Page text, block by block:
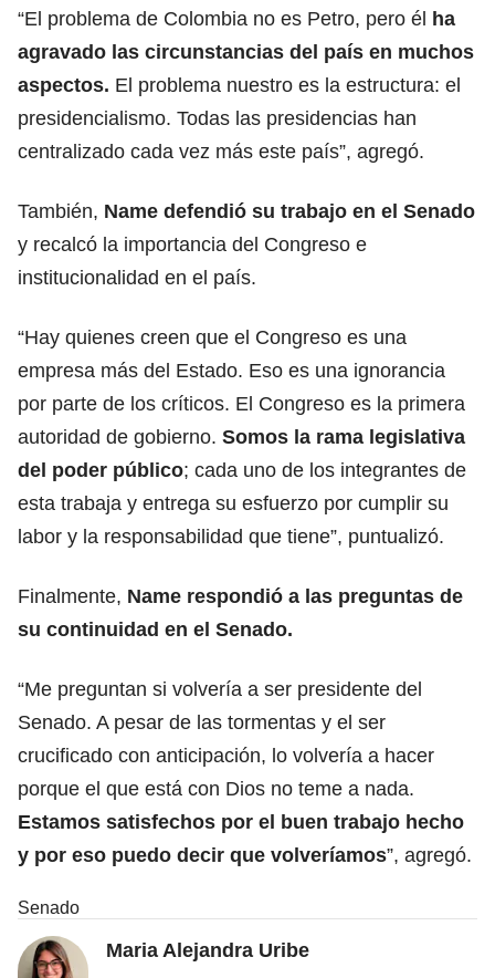
“El problema de Colombia no es Petro, pero él ha
agravado las circunstancias del país en muchos
aspectos. El problema nuestro es la estructura: el
presidencialismo. Todas las presidencias han
centralizado cada vez más este país”, agregó.
También, Name defendió su trabajo en el Senado
y recalcó la importancia del Congreso e
institucionalidad en el país.
“Hay quienes creen que el Congreso es una
empresa más del Estado. Eso es una ignorancia
por parte de los críticos. El Congreso es la primera
autoridad de gobierno. Somos la rama legislativa
del poder público; cada uno de los integrantes de
esta trabaja y entrega su esfuerzo por cumplir su
labor y la responsabilidad que tiene”, puntualizó.
Finalmente, Name respondió a las preguntas de
su continuidad en el Senado.
“Me preguntan si volvería a ser presidente del
Senado. A pesar de las tormentas y el ser
crucificado con anticipación, lo volvería a hacer
porque el que está con Dios no teme a nada.
Estamos satisfechos por el buen trabajo hecho
y por eso puedo decir que volveríamos”, agregó.
Senado
Maria Alejandra Uribe